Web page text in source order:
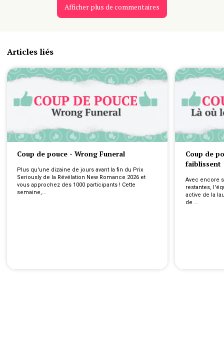
Afficher plus de commentaires
Articles liés
Coup de pouce - Wrong Funeral
Plus qu'une dizaine de jours avant la fin du Prix
Seriously de la Révélation New Romance 2026 et
vous approchez des 1000 participants ! Cette
semaine,...
Coup de
faiblissent
Avec encore
restantes,
active de la
de ...